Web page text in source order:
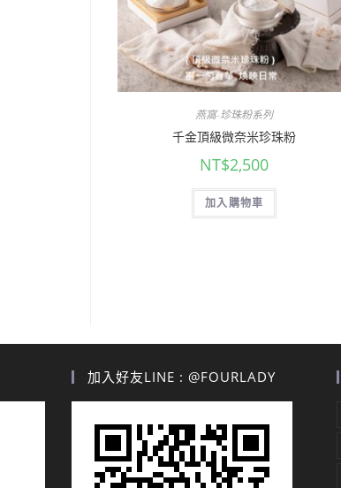
燕窩-珍珠粉系列
千金頂級微奈米珍珠粉
NT$2,500
加入購物車
加入好友LINE : @FOURLADY